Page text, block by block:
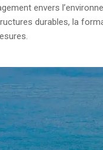
envers
durables, la